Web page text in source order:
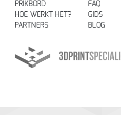
PRIKBORD
FAQ
HOE WERKT HET?
GIDS
PARTNERS
BLOG